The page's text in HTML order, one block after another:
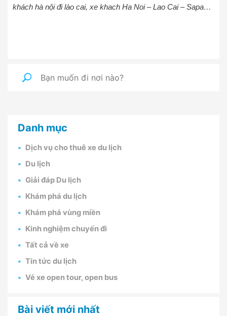
khách hà nội đi lào cai, xe khach Ha Noi – Lao Cai – Sapa…
Danh mục
Dịch vụ cho thuê xe du lịch
Du lịch
Giải đáp Du lịch
Khám phá du lịch
Khám phá vùng miền
Kinh nghiệm chuyến đi
Tất cả về xe
Tin tức du lịch
Vé xe open tour, open bus
Bài viết mới nhất